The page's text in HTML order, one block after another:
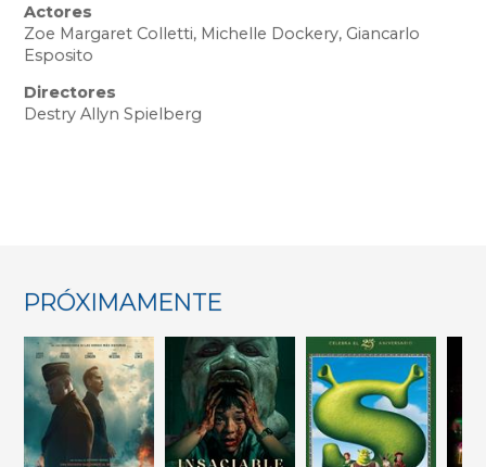
Actores
Zoe Margaret Colletti, Michelle Dockery, Giancarlo
Esposito
Directores
Destry Allyn Spielberg
PRÓXIMAMENTE